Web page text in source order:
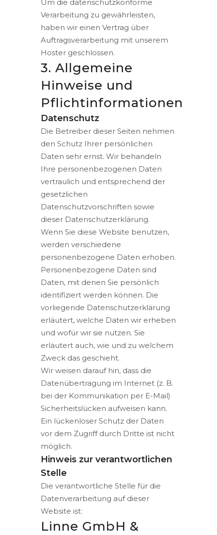
Um die datenschutzkonforme
Verarbeitung zu gewährleisten,
haben wir einen Vertrag über
Auftragsverarbeitung mit unserem
Hoster geschlossen.
3. Allgemeine
Hinweise und
Pflichtinformationen
Datenschutz
Die Betreiber dieser Seiten nehmen
den Schutz Ihrer persönlichen
Daten sehr ernst. Wir behandeln
Ihre personenbezogenen Daten
vertraulich und entsprechend der
gesetzlichen
Datenschutzvorschriften sowie
dieser Datenschutzerklärung.
Wenn Sie diese Website benutzen,
werden verschiedene
personenbezogene Daten erhoben.
Personenbezogene Daten sind
Daten, mit denen Sie persönlich
identifiziert werden können. Die
vorliegende Datenschutzerklärung
erläutert, welche Daten wir erheben
und wofür wir sie nutzen. Sie
erläutert auch, wie und zu welchem
Zweck das geschieht.
Wir weisen darauf hin, dass die
Datenübertragung im Internet (z. B.
bei der Kommunikation per E-Mail)
Sicherheitslücken aufweisen kann.
Ein lückenloser Schutz der Daten
vor dem Zugriff durch Dritte ist nicht
möglich.
Hinweis zur verantwortlichen
Stelle
Die verantwortliche Stelle für die
Datenverarbeitung auf dieser
Website ist:
Linne GmbH &